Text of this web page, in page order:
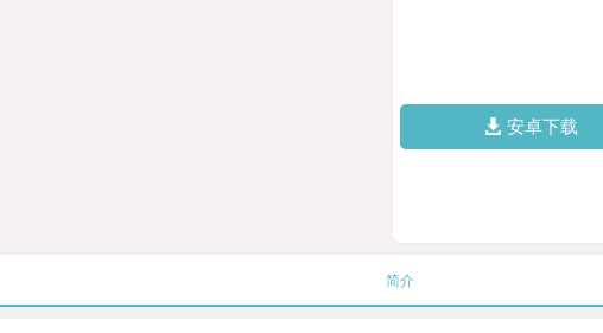
安卓下载
简介